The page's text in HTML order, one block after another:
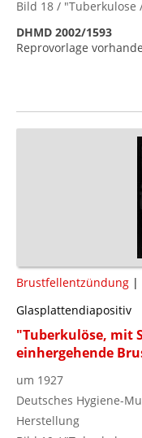
Bild 18 / "Tuberkulose
DHMD 2002/1593
Reprovorlage
Brustfellentzündung |
Glasplattendiapositiv
"Tuberkulöse, mit
einhergehende
um 1927
Deutsches Hygiene-
Herstellung